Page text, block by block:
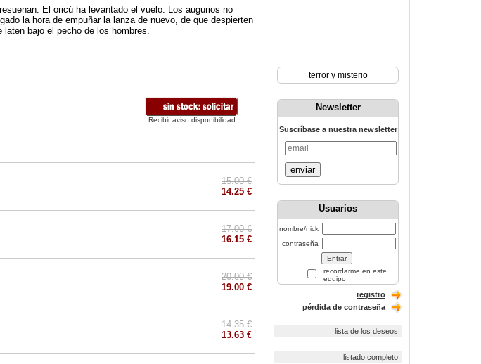
El oricú ha levantado el vuelo. Los augurios no
la hora de empuñar la lanza de nuevo, de que despierten
bajo el pecho de los hombres.
Recibir aviso disponibilidad
15.00 €
14.25 €
17.00 €
16.15 €
20.00 €
19.00 €
14.35 €
13.63 €
terror y misterio
Newsletter
Suscríbase a nuestra newsletter
enviar
Usuarios
nombre/nick
contraseña
recordarme en este
equipo
registro
pérdida de contraseña
lista de los deseos
listado completo